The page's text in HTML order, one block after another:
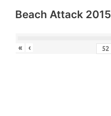
Beach Attack 2015
« ‹